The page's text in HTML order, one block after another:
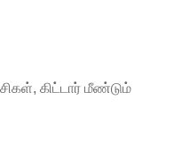
கிட்டார் மீண்டும்